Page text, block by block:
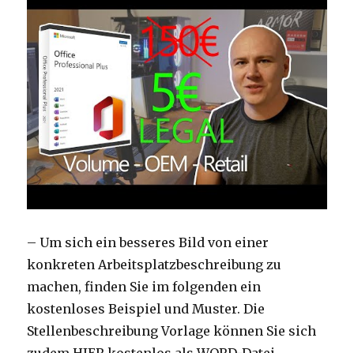
– Um sich ein besseres Bild von einer
konkreten Arbeitsplatzbeschreibung zu
machen, finden Sie im folgenden ein
kostenloses Beispiel und Muster. Die
Stellenbeschreibung Vorlage können Sie sich